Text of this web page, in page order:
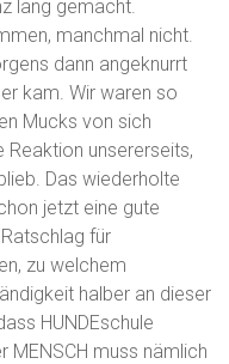
lang gemacht.
manchmal nicht.
dann angeknurrt
kam. Wir waren so
Mucks von sich
unsererseits,
Das wiederholte
jetzt eine gute
für
zu welchem
halber an dieser
HUNDEschule
MENSCH muss nämlich